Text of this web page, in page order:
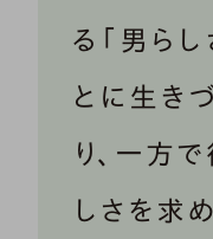
る「男ら
とに生き
り、一方
しさを求